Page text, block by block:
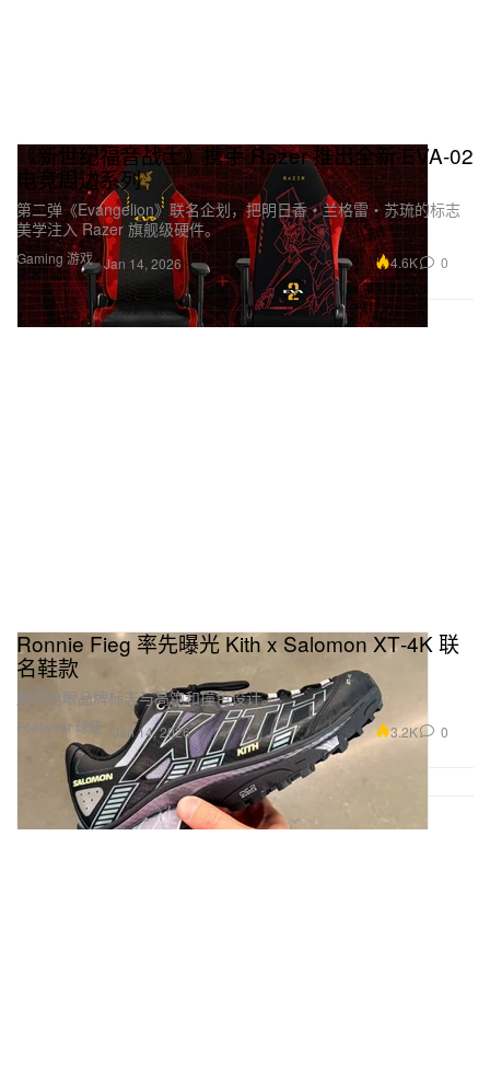
Gaming 游戏
《新世纪福音战士》携手 Razer 推出全新 EVA-02
电竞周边系列
第二弹《Evangelion》联名企划，把明日香‧兰格雷‧苏琉的标志
美学注入 Razer 旗舰级硬件。
Jan 14, 2026 4.6K 0
Footwear 球鞋
Ronnie Fieg 率先曝光 Kith x Salomon XT‑4K 联
名鞋款
展示抢眼品牌标志与高饱和撞色设计。
Jan 14, 2026 3.2K 0